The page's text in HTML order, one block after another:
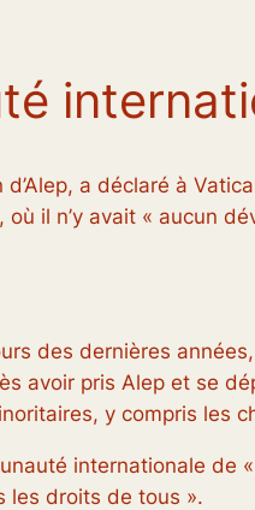
a déclaré à
il n’y avait « aucun
des dernières
avoir pris Alep et se
y compris les
internationale de
les droits de tous ».